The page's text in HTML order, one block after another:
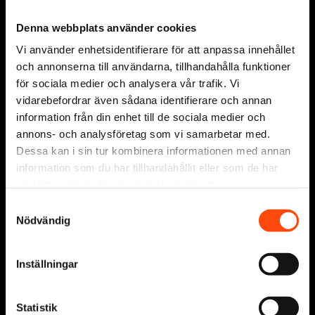
Denna webbplats använder cookies
Vi använder enhetsidentifierare för att anpassa innehållet
och annonserna till användarna, tillhandahålla funktioner
för sociala medier och analysera vår trafik. Vi
vidarebefordrar även sådana identifierare och annan
information från din enhet till de sociala medier och
annons- och analysföretag som vi samarbetar med.
Dessa kan i sin tur kombinera informationen med annan
information som du har tillhandahållit eller som de har
Nödvändig
Inställningar
Statistik
Budget Allocation
Performance Optimization
Programmatic
Native Ads
Display Ads
AI Visibility